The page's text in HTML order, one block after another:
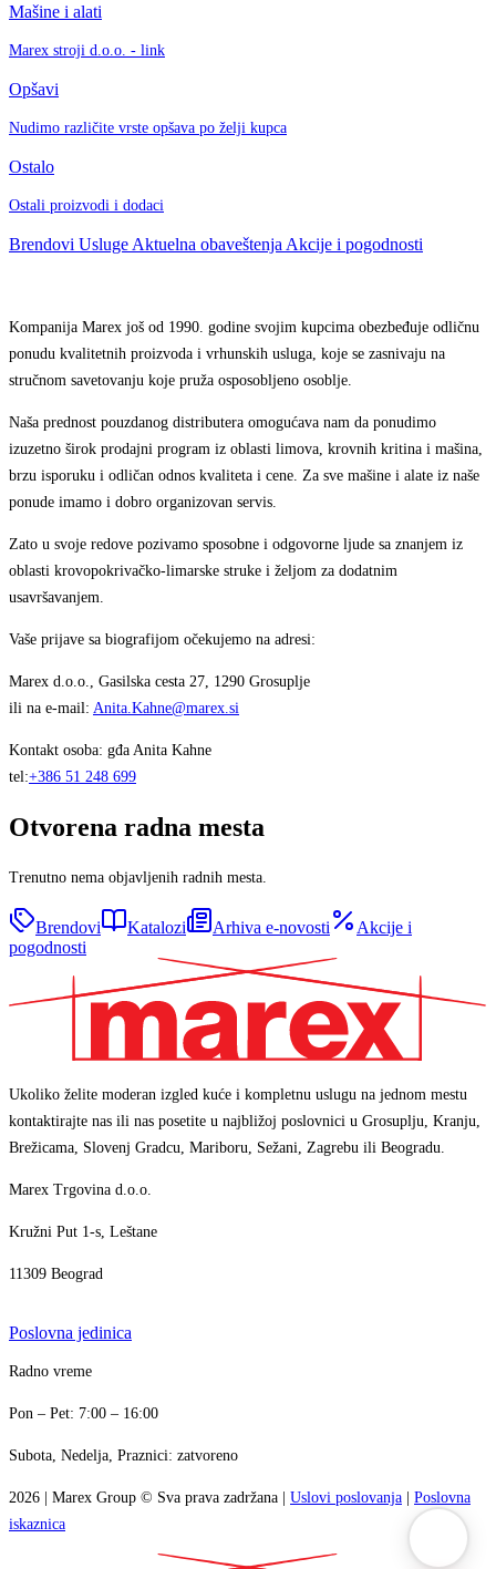
Mašine i alati
Marex stroji d.o.o. - link
Opšavi
Nudimo različite vrste opšava po želji kupca
Ostalo
Ostali proizvodi i dodaci
Brendovi Usluge Aktuelna obaveštenja Akcije i pogodnosti
Kompanija Marex još od 1990. godine svojim kupcima obezbeđuje odličnu
ponudu kvalitetnih proizvoda i vrhunskih usluga, koje se zasnivaju na
stručnom savetovanju koje pruža osposobljeno osoblje.
Naša prednost pouzdanog distributera omogućava nam da ponudimo
izuzetno širok prodajni program iz oblasti limova, krovnih kritina i mašina,
brzu isporuku i odličan odnos kvaliteta i cene. Za sve mašine i alate iz naše
ponude imamo i dobro organizovan servis.
Zato u svoje redove pozivamo sposobne i odgovorne ljude sa znanjem iz
oblasti krovopokrivačko-limarske struke i željom za dodatnim
usavršavanjem.
Vaše prijave sa biografijom očekujemo na adresi:
Marex d.o.o., Gasilska cesta 27, 1290 Grosuplje
ili na e-mail: Anita.Kahne@marex.si
Kontakt osoba: gđa Anita Kahne
tel:+386 51 248 699
Otvorena radna mesta
Trenutno nema objavljenih radnih mesta.
Brendovi Katalozi Arhiva e-novosti
Akcije i
pogodnosti
Ukoliko želite moderan izgled kuće i kompletnu uslugu na jednom mestu
kontaktirajte nas ili nas posetite u najbližoj poslovnici u Grosuplju, Kranju,
Brežicama, Slovenj Gradcu, Mariboru, Sežani, Zagrebu ili Beogradu.
Marex Trgovina d.o.o.
Kružni Put 1-s, Leštane
11309 Beograd
Poslovna jedinica
Radno vreme
Pon – Pet: 7:00 – 16:00
Subota, Nedelja, Praznici: zatvoreno
2026 | Marex Group © Sva prava zadržana | Uslovi poslovanja | Poslovna
iskaznica
↗
Zdravo! Ja sam Marex virtuelni asistent. Kako
21:58